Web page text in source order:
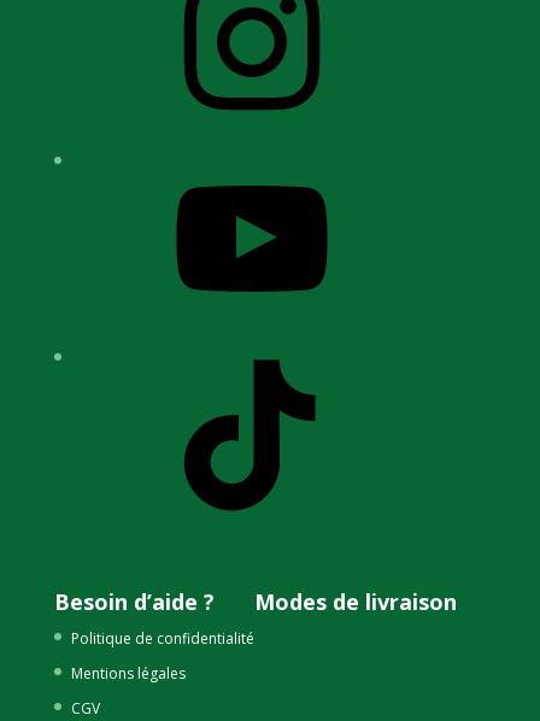
Besoin d’aide ?
Politique de confidentialité
Mentions légales
CGV
Modes de livraison